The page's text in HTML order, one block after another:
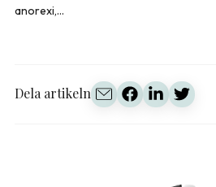
anorexi,...
Dela artikeln